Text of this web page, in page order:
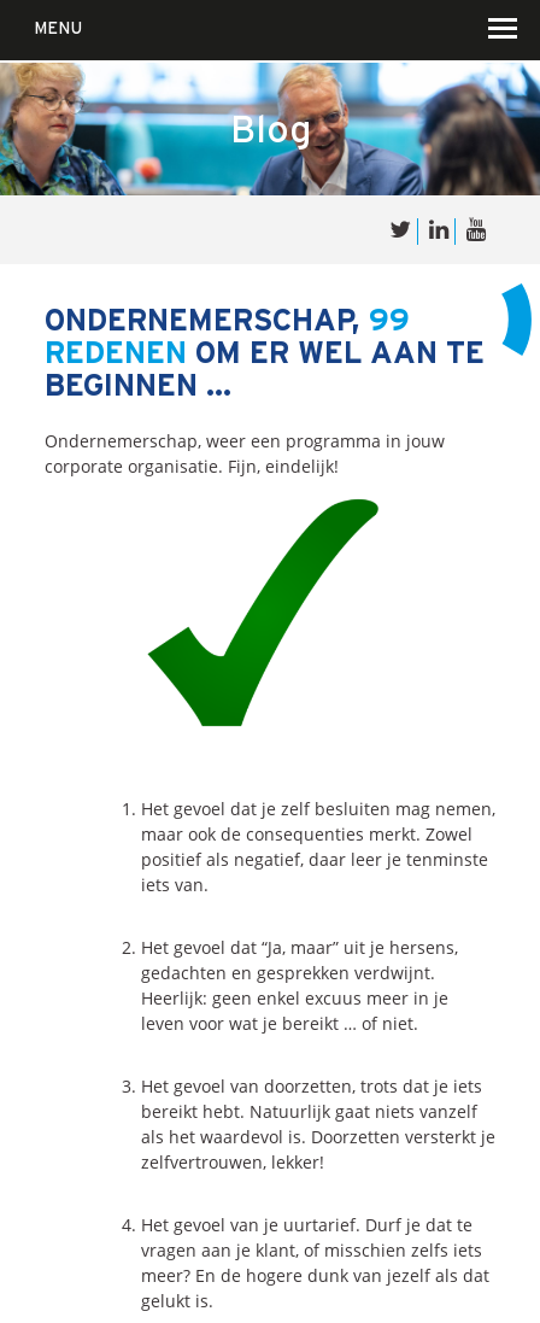
MENU
Waar wij in geloven …
Voor wie?
Iets over joúw SalesCultuur
De partners
Onze dienstverlening
Commerciële diagnoses
(Sales)Cultuurtransformaties
winnende
Tenders
Tender
ProgrammaManagement
Sales
DevelopmentProgramma
Persoonlijkheidsprofielen
Neem Contact op
Blog
ONDERNEMERSCHAP, 99
REDENEN OM ER WEL AAN TE
BEGINNEN …
Ondernemerschap, weer een programma in jouw
corporate organisatie. Fijn, eindelijk!
Het gevoel dat je zelf besluiten mag nemen,
maar ook de consequenties merkt. Zowel
positief als negatief, daar leer je tenminste
iets van.
Het gevoel dat “Ja, maar” uit je hersens,
gedachten en gesprekken verdwijnt.
Heerlijk: geen enkel excuus meer in je
leven voor wat je bereikt … of niet.
Het gevoel van doorzetten, trots dat je iets
bereikt hebt. Natuurlijk gaat niets vanzelf
als het waardevol is. Doorzetten versterkt je
zelfvertrouwen, lekker!
Het gevoel van je uurtarief. Durf je dat te
vragen aan je klant, of misschien zelfs iets
meer? En de hogere dunk van jezelf als dat
gelukt is.